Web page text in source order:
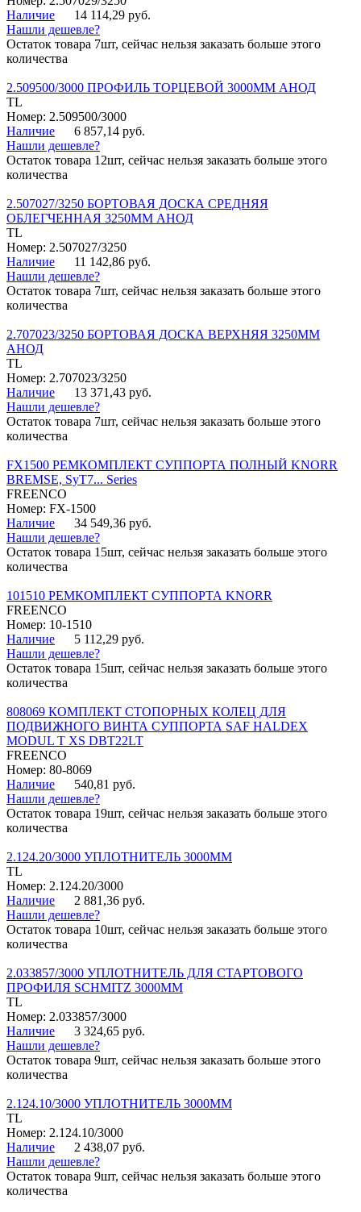
Наличие
14 114,29 руб.
Нашли дешевле?
Остаток товара 7шт, сейчас нельзя заказать больше этого
количества
2.509500/3000 ПРОФИЛЬ ТОРЦЕВОЙ 3000ММ АНОД
TL
Номер: 2.509500/3000
Наличие
6 857,14 руб.
Нашли дешевле?
Остаток товара 12шт, сейчас нельзя заказать больше этого
количества
2.507027/3250 БОРТОВАЯ ДОСКА СРЕДНЯЯ
ОБЛЕГЧЕННАЯ 3250ММ АНОД
TL
Номер: 2.507027/3250
Наличие
11 142,86 руб.
Нашли дешевле?
Остаток товара 7шт, сейчас нельзя заказать больше этого
количества
2.707023/3250 БОРТОВАЯ ДОСКА ВЕРХНЯЯ 3250ММ
АНОД
TL
Номер: 2.707023/3250
Наличие
13 371,43 руб.
Нашли дешевле?
Остаток товара 7шт, сейчас нельзя заказать больше этого
количества
FX1500 РЕМКОМПЛЕКТ СУППОРТА ПОЛНЫЙ KNORR
BREMSE, SyT7... Series
FREENCO
Номер: FX-1500
Наличие
34 549,36 руб.
Нашли дешевле?
Остаток товара 15шт, сейчас нельзя заказать больше этого
количества
101510 РЕМКОМПЛЕКТ СУППОРТА KNORR
FREENCO
Номер: 10-1510
Наличие
5 112,29 руб.
Нашли дешевле?
Остаток товара 15шт, сейчас нельзя заказать больше этого
количества
808069 КОМПЛЕКТ СТОПОРНЫХ КОЛЕЦ ДЛЯ
ПОДВИЖНОГО ВИНТА СУППОРТА SAF HALDEX
MODUL T XS DBT22LT
FREENCO
Номер: 80-8069
Наличие
540,81 руб.
Нашли дешевле?
Остаток товара 19шт, сейчас нельзя заказать больше этого
количества
2.124.20/3000 УПЛОТНИТЕЛЬ 3000ММ
TL
Номер: 2.124.20/3000
Наличие
2 881,36 руб.
Нашли дешевле?
Остаток товара 10шт, сейчас нельзя заказать больше этого
количества
2.033857/3000 УПЛОТНИТЕЛЬ ДЛЯ СТАРТОВОГО
ПРОФИЛЯ SCHMITZ 3000ММ
TL
Номер: 2.033857/3000
Наличие
3 324,65 руб.
Нашли дешевле?
Остаток товара 9шт, сейчас нельзя заказать больше этого
количества
2.124.10/3000 УПЛОТНИТЕЛЬ 3000ММ
TL
Номер: 2.124.10/3000
Наличие
2 438,07 руб.
Нашли дешевле?
Остаток товара 9шт, сейчас нельзя заказать больше этого
количества